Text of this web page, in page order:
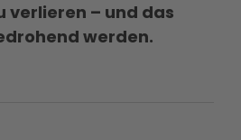
verlieren – und das
werden.